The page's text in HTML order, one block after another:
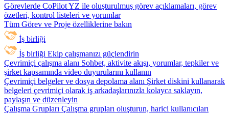
Görevlerde CoPilotYZ ile oluşturulmuş görev açıklamaları, görev
özetleri, kontrol listeleri ve yorumlar
Tüm Görev ve Proje özelliklerine bakın
İş birliği
İş birliği Ekip çalışmanızı güçlendirin
Çevrimiçi çalışma alanı Sohbet, aktivite akışı, yorumlar, tepkiler ve
şirket kapsamında video duyurularını kullanın
Çevrimiçi belgeler ve dosya depolama alanı Şirket diskini kullanarak
belgeleri çevrimiçi olarak iş arkadaşlarınızla kolayca saklayın,
paylaşın ve düzenleyin
Çalışma Grupları Çalışma grupları oluşturun, harici kullanıcıları